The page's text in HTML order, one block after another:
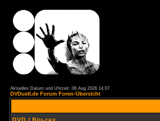
Aktuelles Datum und Uhrzeit: 06 Aug 2026 14:07
DVDuell.de Forum Foren-Übersicht